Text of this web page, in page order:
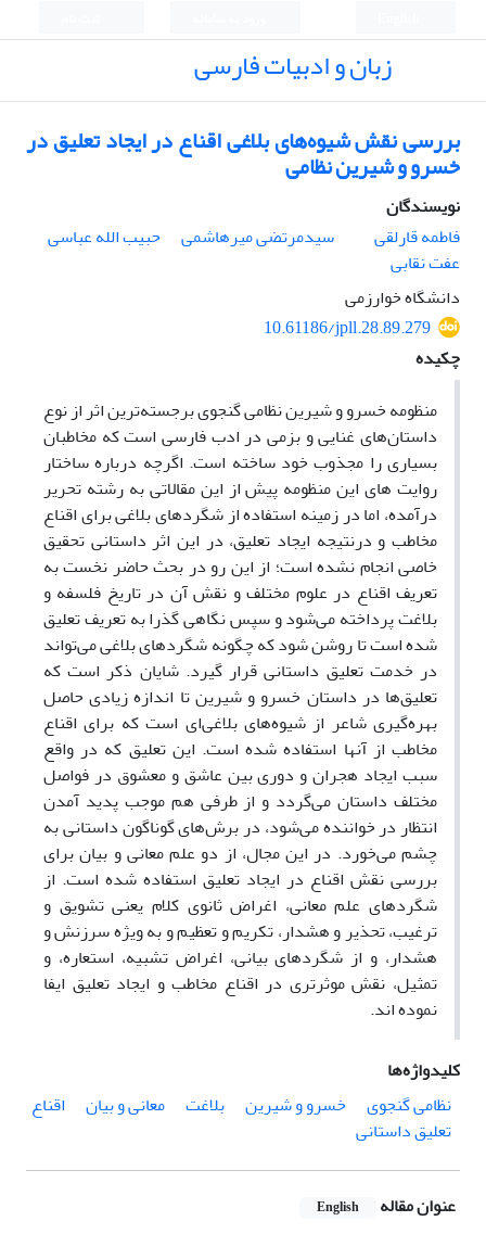
زبان و ادبیات فارسی
بررسی نقش شیوه‌های بلاغی اقناع در ایجاد تعلیق در
خسرو و شیرین نظامی
نویسندگان
فاطمه قارلقی
سیدمرتضی میرهاشمی
حبیب الله عباسی
عفت نقابی
دانشگاه خوارزمی
10.61186/jpll.28.89.279
چکیده
منظومه خسرو و شیرین نظامی گنجوی برجسته‌ترین اثر از نوع
داستان‌های غنایی و بزمی در ادب فارسی است که مخاطبان
بسیاری را مجذوب خود ساخته است. اگرچه درباره ساختار
روایت های این منظومه پیش از این مقالاتی به رشته تحریر
درآمده، اما در زمینه استفاده از شگردهای بلاغی برای اقناع
مخاطب و درنتیجه ایجاد تعلیق، در این اثر داستانی تحقیق
خاصی انجام نشده است؛ از این رو در بحث حاضر نخست به
تعریف اقناع در علوم مختلف و نقش آن در تاریخ فلسفه و
بلاغت پرداخته ‌می‌شود و سپس نگاهی گذرا به تعریف تعلیق
شده است تا روشن شود که چگونه شگردهای بلاغی می‌تواند
در خدمت تعلیق داستانی قرار گیرد. شایان ذکر است که
تعلیق‌ها در داستان خسرو و شیرین تا اندازه زیادی حاصل
بهره‌گیری شاعر از شیوه‌های بلاغی‌ای است که برای اقناع
مخاطب از آنها استفاده شده است. این تعلیق که در واقع
سبب ایجاد هجران و دوری بین عاشق و معشوق در فواصل
مختلف داستان می‌گردد و از طرفی هم موجب پدید آمدن
انتظار در خواننده می‌شود، در برش‌های گوناگون داستانی به
چشم می‌خورد. در این مجال، از دو علم معانی و بیان برای
بررسی نقش اقناع در ایجاد تعلیق استفاده شده است. از
شگردهای علم معانی، اغراض ثانوی کلام یعنی تشویق و
ترغیب، تحذیر و هشدار، تکریم و تعظیم و به ویژه سرزنش و
هشدار، و از شگردهای بیانی، اغراض تشبیه، استعاره، و
تمثیل، نقش موثرتری در اقناع مخاطب و ایجاد تعلیق ایفا
نموده اند.
کلیدواژه‌ها
نظامی گنجوی
خسرو و شیرین بلاغت معانی و بیان
اقناع
تعلیق داستانی
عنوان مقاله English